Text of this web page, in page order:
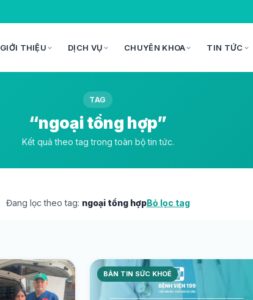
GIỚI THIỆU DỊCH VỤ CHUYÊN KHOA TIN TỨC
TAG
“ngoại tổng hợp”
Kết quả theo tag trong toàn bộ tin tức.
Đang lọc theo tag: ngoại tổng hợpBỏ lọc tag
BẢN TIN SỨC KHOẺ